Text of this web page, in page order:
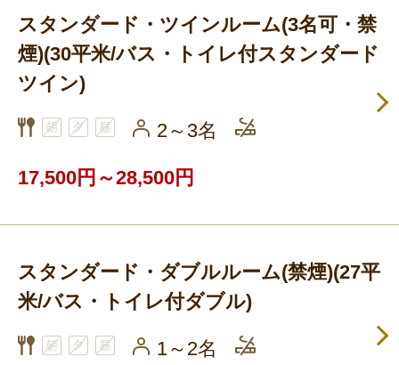
スタンダード・ツインルーム(3名可・禁
煙)(30平米/バス・トイレ付スタンダード
ツイン)
2～3名
17,500円～28,500円
スタンダード・ダブルルーム(禁煙)(27平
米/バス・トイレ付ダブル)
1～2名